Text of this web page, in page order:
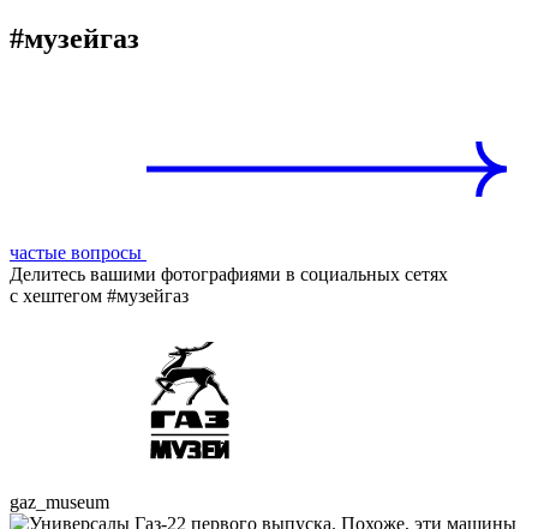
#музейгаз
частые вопросы
Делитесь вашими фотографиями в социальных сетях
с хештегом #музейгаз
gaz_museum